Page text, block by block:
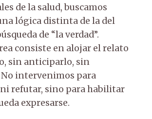
de la salud, buscamos
lógica distinta de la del
de “la verdad”.
consiste en alojar el relato
sin anticiparlo, sin
intervenimos para
refutar, sino para habilitar
expresarse.